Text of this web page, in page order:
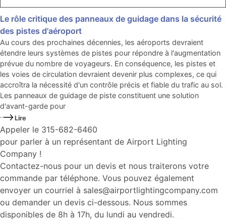
Le rôle critique des panneaux de guidage dans la sécurité
des pistes d'aéroport
Au cours des prochaines décennies, les aéroports devraient
étendre leurs systèmes de pistes pour répondre à l'augmentation
prévue du nombre de voyageurs. En conséquence, les pistes et
les voies de circulation devraient devenir plus complexes, ce qui
accroîtra la nécessité d'un contrôle précis et fiable du trafic au sol.
Les panneaux de guidage de piste constituent une solution
d'avant-garde pour
Lire
Appeler le 315-682-6460
pour parler à un représentant de Airport Lighting
Company !
Contactez-nous pour un devis et nous traiterons votre
commande par téléphone. Vous pouvez également
envoyer un courriel à sales@airportlightingcompany.com
ou demander un devis ci-dessous. Nous sommes
disponibles de 8h à 17h, du lundi au vendredi.